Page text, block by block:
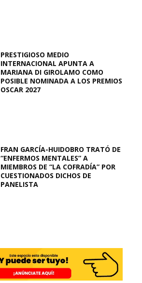
PRESTIGIOSO MEDIO
INTERNACIONAL APUNTA A
MARIANA DI GIROLAMO COMO
POSIBLE NOMINADA A LOS PREMIOS
OSCAR 2027
FRAN GARCÍA-HUIDOBRO TRATÓ DE
“ENFERMOS MENTALES” A
MIEMBROS DE “LA COFRADÍA” POR
CUESTIONADOS DICHOS DE
PANELISTA